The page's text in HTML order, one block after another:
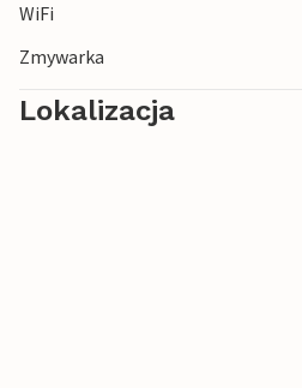
WiFi
Zmywarka
Lokalizacja